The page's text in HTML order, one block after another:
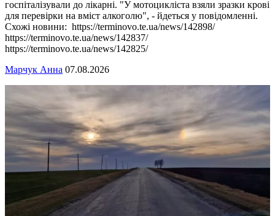
госпіталізували до лікарні. "У мотоцикліста взяли зразки крові
для перевірки на вміст алкоголю", - йдеться у повідомленні.
Схожі новини: https://terminovo.te.ua/news/142898/
https://terminovo.te.ua/news/142837/
https://terminovo.te.ua/news/142825/
Марчук Анна 07.08.2026